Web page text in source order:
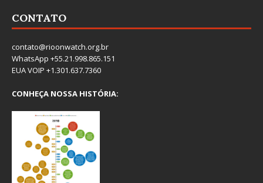
CONTATO
contato@rioonwatch.org.br
WhatsApp +55.21.998.865.151
EUA VOIP +1.301.637.7360
CONHEÇA NOSSA HISTÓRIA: